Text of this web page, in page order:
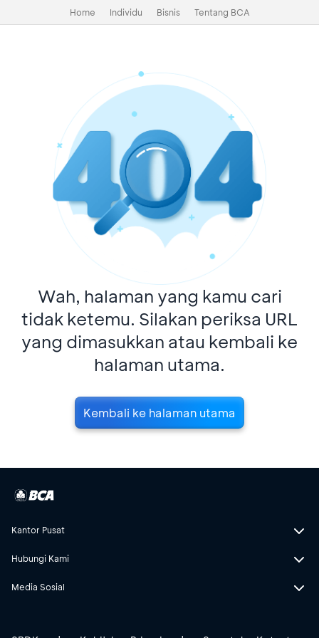
Home Individu Bisnis Tentang BCA
Wah, halaman yang kamu cari
tidak ketemu. Silakan periksa URL
yang dimasukkan atau kembali ke
halaman utama.
Kembali ke halaman utama
Kantor Pusat
Hubungi Kami
Media Sosial